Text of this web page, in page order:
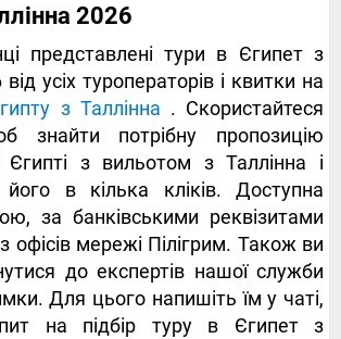
2026
представлені тури в Єгипет з
усіх туроператорів і квитки на
з Таллінна . Скористайтеся
знайти потрібну пропозицію
Єгипті з вильотом з Таллінна і
в кілька кліків. Доступна
за банківськими реквізитами
офісів мережі Пілігрим. Також ви
до експертів нашої служби
Для цього напишіть їм у чаті,
на підбір туру в Єгипет з